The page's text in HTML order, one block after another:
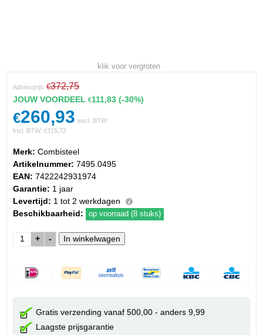
klik voor vergroten
Adviesprijs €372,75
JOUW VOORDEEL€111,83 (-30%)
€260,93 excl. BTW
Incl. BTW:€315,72
Merk: Combisteel
Artikelnummer: 7495.0495
EAN: 7422242931974
Garantie: 1 jaar
Levertijd: 1 tot 2 werkdagen
Beschikbaarheid:
op voorraad (8 stuks)
+ -
Gratis verzending vanaf 500,00 - anders 9,99
Laagste prijsgarantie